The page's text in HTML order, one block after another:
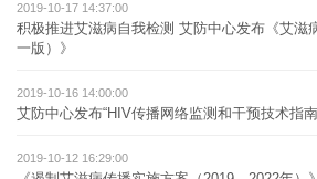
2019-10-17 14:37:00
积极推进艾滋病自我检测 艾防中心发布《艾滋
一版）》
2019-10-16 14:00:00
艾防中心发布“HIV传播网络监测和干预技术指
2019-10-12 16:29:00